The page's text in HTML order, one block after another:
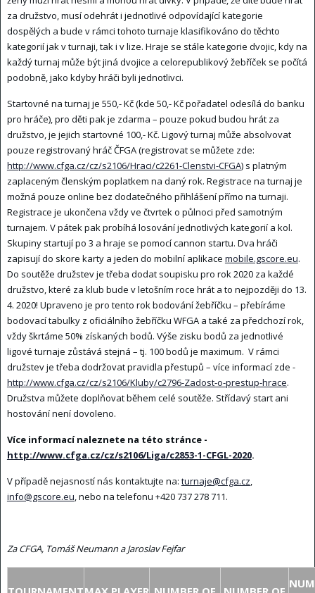
za družstvo, musí odehrát i jednotlivé odpovídající kategorie
dospělých a bude v rámci tohoto turnaje klasifikováno do těchto
kategorií jak v turnaji, tak i v lize. Hraje se stále kategorie dvojic, kdy na
každý turnaj může být jiná dvojice a celorepublikový žebříček se počítá
podobně, jako kdyby hráči byli jednotlivci.
Startovné na turnaj je 550,- Kč (kde 50,- Kč pořadatel odesílá do banku
pro hráče), pro děti pak je zdarma – pouze pokud budou hrát za
družstvo, je jejich startovné 100,- Kč. Ligový turnaj může absolvovat
pouze registrovaný hráč ČFGA (registrovat se můžete zde:
http://www.cfga.cz/cz/s2106/Hraci/c2261-Clenstvi-CFGA) s platným
zaplaceným členským poplatkem na daný rok. Registrace na turnaj je
možná pouze online bez dodatečného přihlášení přímo na turnaji.
Registrace je ukončena vždy ve čtvrtek o půlnoci před samotným
turnajem. V pátek pak probíhá losování jednotlivých kategorií a kol.
Skupiny startují po 3 a hraje se pomocí cannon startu. Dva hráči
zapisují do skore karty a jeden do mobilní aplikace mobile.gscore.eu.
Do soutěže družstev je třeba dodat soupisku pro rok 2020 za každé
družstvo, které za klub bude v letošním roce hrát a to nejpozději do 13.
4. 2020! Upraveno je pro tento rok bodování žebříčku – přebíráme
bodovací tabulky z oficiálního žebříčku WFGA a také za předchozí rok,
vždy škrtáme 50% získaných bodů. Výše zisku bodů za jednotlivé
ligové turnaje zůstává stejná – tj. 100 bodů je maximum. V rámci
družstev je třeba dodržovat pravidla přestupů – více informací zde -
http://www.cfga.cz/cz/s2106/Kluby/c2796-Zadost-o-prestup-hrace.
Družstva můžete doplňovat během celé soutěže. Střídavý start ani
hostování není dovoleno.
Více informací naleznete na této stránce -
http://www.cfga.cz/cz/s2106/Liga/c2853-1-CFGL-2020.
V případě nejasností nás kontaktujte na: turnaje@cfga.cz,
info@gscore.eu, nebo na telefonu +420 737 278 711.
Za CFGA, Tomáš Neumann a Jaroslav Fejfar